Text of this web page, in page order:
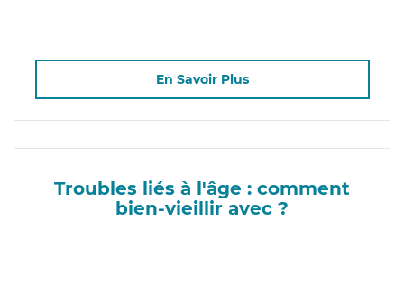
En Savoir Plus
Troubles liés à l'âge : comment
bien-vieillir avec ?